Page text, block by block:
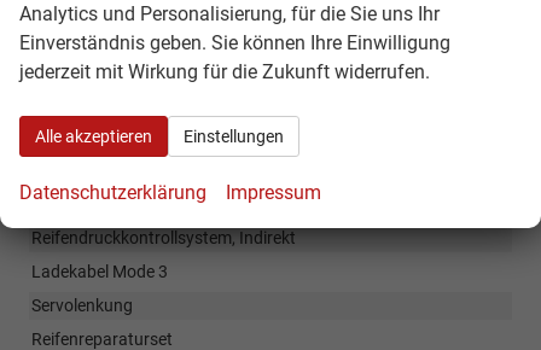
Räder & Technik
Antiblockiersystem mit el. Bremskraftverteilung ABS
El. Stabilitätsprogramm (ESP), Berganfahrhilfe
Reifendruckkontrollsystem, Indirekt
Ladekabel Mode 3
Servolenkung
Reifenreparaturset
Analytics und Personalisierung, für die Sie uns Ihr
Einverständnis geben. Sie können Ihre Einwilligung
jederzeit mit Wirkung für die Zukunft widerrufen.
Alle akzeptieren Einstellungen
Datenschutzerklärung Impressum